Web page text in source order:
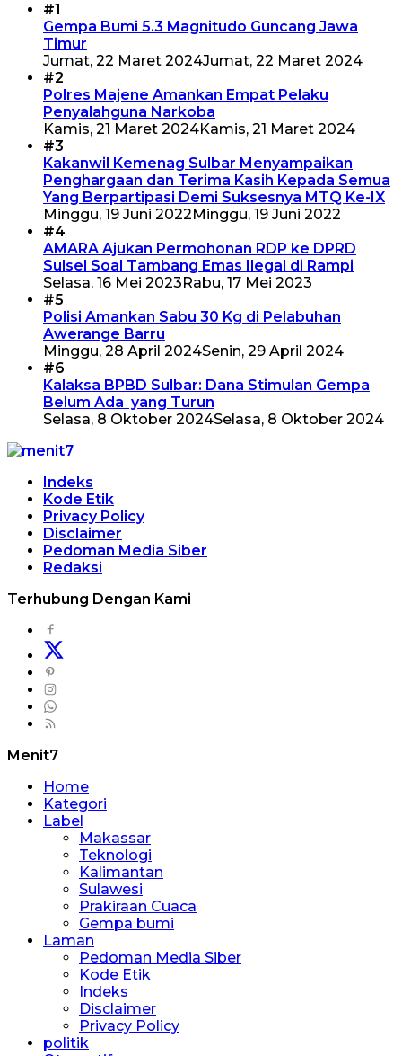
#1
Gempa Bumi 5.3 Magnitudo Guncang Jawa
Timur
Jumat, 22 Maret 2024Jumat, 22 Maret 2024
#2
Polres Majene Amankan Empat Pelaku
Penyalahguna Narkoba
Kamis, 21 Maret 2024Kamis, 21 Maret 2024
#3
Kakanwil Kemenag Sulbar Menyampaikan
Penghargaan dan Terima Kasih Kepada Semua
Yang Berpartipasi Demi Suksesnya MTQ Ke-IX
Minggu, 19 Juni 2022 Minggu, 19 Juni 2022
#4
AMARA Ajukan Permohonan RDP ke DPRD
Sulsel Soal Tambang Emas Ilegal di Rampi
Selasa, 16 Mei 2023 Rabu, 17 Mei 2023
#5
Polisi Amankan Sabu 30 Kg di Pelabuhan
Awerange Barru
Minggu, 28 April 2024Senin, 29 April 2024
#6
Kalaksa BPBD Sulbar: Dana Stimulan Gempa
Belum Ada yang Turun
Selasa, 8 Oktober 2024Selasa, 8 Oktober 2024
Indeks
Kode Etik
Privacy Policy
Disclaimer
Pedoman Media Siber
Redaksi
Terhubung Dengan Kami
Menit7
Home
Kategori
Label
Makassar
Teknologi
Kalimantan
Sulawesi
Prakiraan Cuaca
Gempa bumi
Laman
Pedoman Media Siber
Kode Etik
Indeks
Disclaimer
Privacy Policy
politik